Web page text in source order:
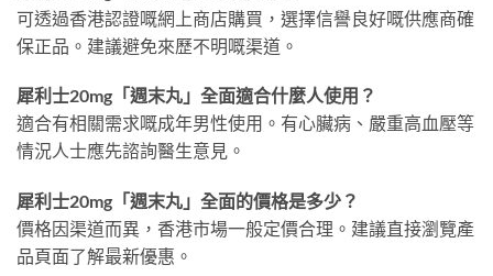
可透過香港認證嘅網上商店購買，選擇信譽良好嘅供應商確
保正品。建議避免來歷不明嘅渠道。
犀利士20mg「週末丸」全面適合什麼人使用？
適合有相關需求嘅成年男性使用。有心臟病、嚴重高血壓等
情況人士應先諮詢醫生意見。
犀利士20mg「週末丸」全面的價格是多少？
價格因渠道而異，香港市場一般定價合理。建議直接瀏覽產
品頁面了解最新優惠。